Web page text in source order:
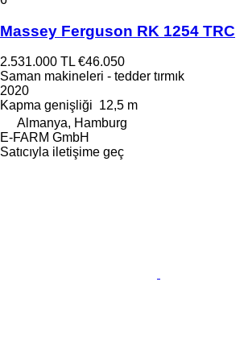
Massey Ferguson RK 1254 TRC
2.531.000 TL €46.050
Saman makineleri - tedder tırmık
2020
Kapma genişliği 12,5 m
Almanya, Hamburg
E-FARM GmbH
Satıcıyla iletişime geç